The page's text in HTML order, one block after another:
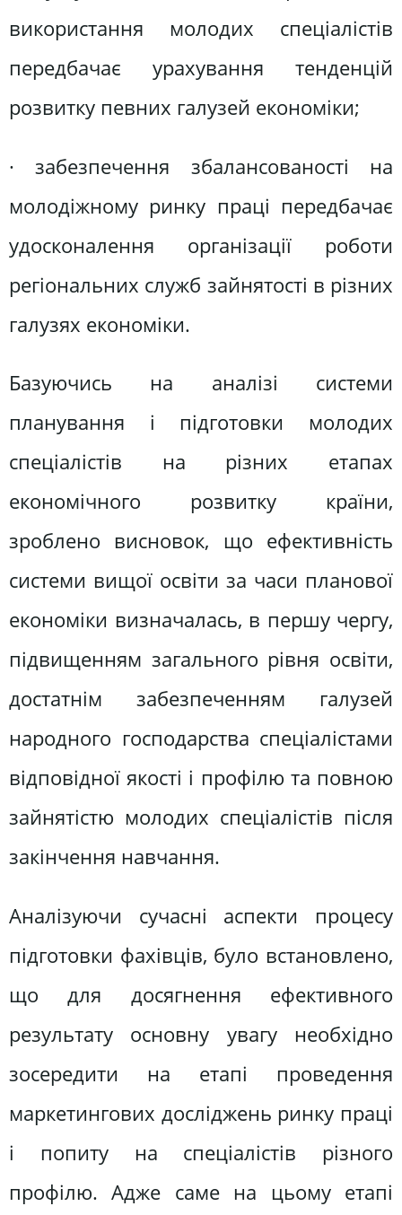
використання молодих спеціалістів
передбачає урахування тенденцій
розвитку певних галузей економіки;
· забезпечення збалансованості на
молодіжному ринку праці передбачає
удосконалення організації роботи
регіональних служб зайнятості в різних
галузях економіки.
Базуючись на аналізі системи
планування і підготовки молодих
спеціалістів на різних етапах
економічного розвитку країни,
зроблено висновок, що ефективність
системи вищої освіти за часи планової
економіки визначалась, в першу чергу,
підвищенням загального рівня освіти,
достатнім забезпеченням галузей
народного господарства спеціалістами
відповідної якості і профілю та повною
зайнятістю молодих спеціалістів після
закінчення навчання.
Аналізуючи сучасні аспекти процесу
підготовки фахівців, було встановлено,
що для досягнення ефективного
результату основну увагу необхідно
зосередити на етапі проведення
маркетингових досліджень ринку праці
і попиту на спеціалістів різного
профілю. Адже саме на цьому етапі